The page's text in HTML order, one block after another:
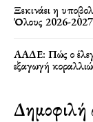
Ξεκινάει η
Όλους 2026-
ΑΑΔΕ: Πώς ο
εξαγωγή
Δημοφιλή